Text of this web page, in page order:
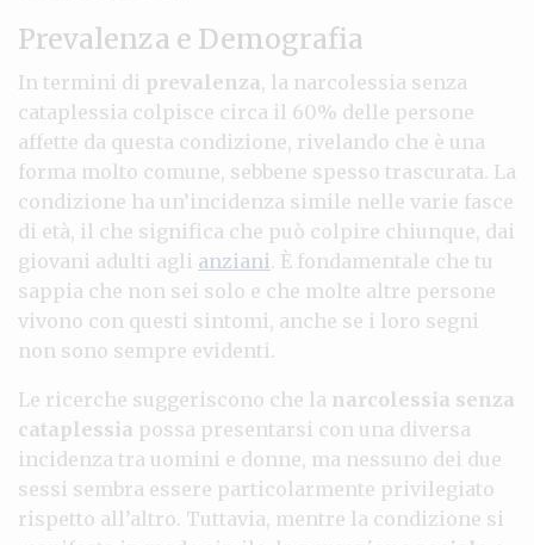
Prevalenza e Demografia
In termini di prevalenza, la narcolessia senza
cataplessia colpisce circa il 60% delle persone
affette da questa condizione, rivelando che è una
forma molto comune, sebbene spesso trascurata. La
condizione ha un’incidenza simile nelle varie fasce
di età, il che significa che può colpire chiunque, dai
giovani adulti agli anziani. È fondamentale che tu
sappia che non sei solo e che molte altre persone
vivono con questi sintomi, anche se i loro segni
non sono sempre evidenti.
Le ricerche suggeriscono che la narcolessia senza
cataplessia possa presentarsi con una diversa
incidenza tra uomini e donne, ma nessuno dei due
sessi sembra essere particolarmente privilegiato
rispetto all’altro. Tuttavia, mentre la condizione si